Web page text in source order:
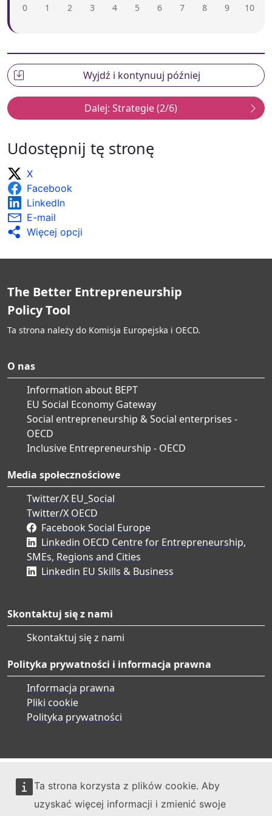
Ta strona korzysta z plików cookie. Aby
uzyskać więcej informacji i zmienić swoje
0 1 2 3 4 5 6 7 8 9 10
śródterminowej w celu zagwarantowania, że
działania promocyjne są odpowiednio skuteczne,
aby umożliwić zrealizowanie celów.
Modyfikowanie działań promocyjnych w oparciu o
promujących przedsiębiorczość kierowanych do
Uwzględnienie różnych profili seniorów podczas
oceny, np. poprzez gromadzenie danych na temat
takich cech, jak: wiek, płeć, historia zawodowa i
doświadczenie w prowadzeniu firmy.
Udostępnianie na szeroką skalę wyników
Udostępnij tę stronę
X
Facebook
LinkedIn
E-mail
Więcej opcji
The Better Entrepreneurship
Policy Tool
Ta strona należy do Komisja Europejska i OECD.
O nas
Information about BEPT
EU Social Economy Gateway
Social entrepreneurship & Social enterprises -
OECD
Inclusive Entrepreneurship - OECD
Media społecznościowe
Twitter/X EU_Social
Twitter/X OECD
Facebook Social Europe
Linkedin OECD Centre for Entrepreneurship,
SMEs, Regions and Cities
Linkedin EU Skills & Business
Skontaktuj się z nami
Skontaktuj się z nami
Polityka prywatności i informacja prawna
Informacja prawna
Pliki cookie
Polityka prywatności